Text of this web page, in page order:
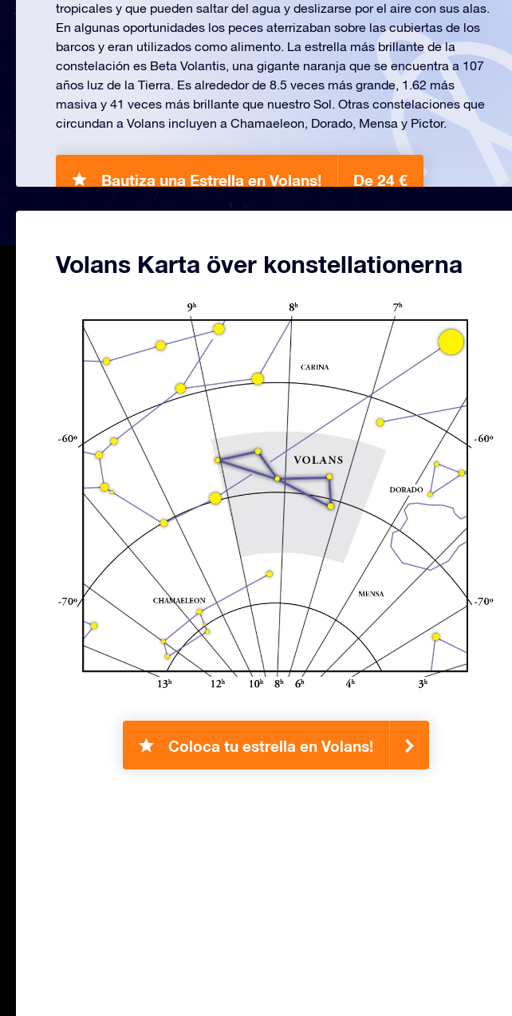
tropicales y que pueden saltar del agua y deslizarse por el aire con sus alas.
En algunas oportunidades los peces aterrizaban sobre las cubiertas de los
barcos y eran utilizados como alimento. La estrella más brillante de la
constelación es Beta Volantis, una gigante naranja que se encuentra a 107
años luz de la Tierra. Es alrededor de 8.5 veces más grande, 1.62 más
masiva y 41 veces más brillante que nuestro Sol. Otras constelaciones que
circundan a Volans incluyen a Chamaeleon, Dorado, Mensa y Pictor.
Bautiza una Estrella en Volans! De 24 €
Volans Karta över konstellationerna
Coloca tu estrella en Volans!